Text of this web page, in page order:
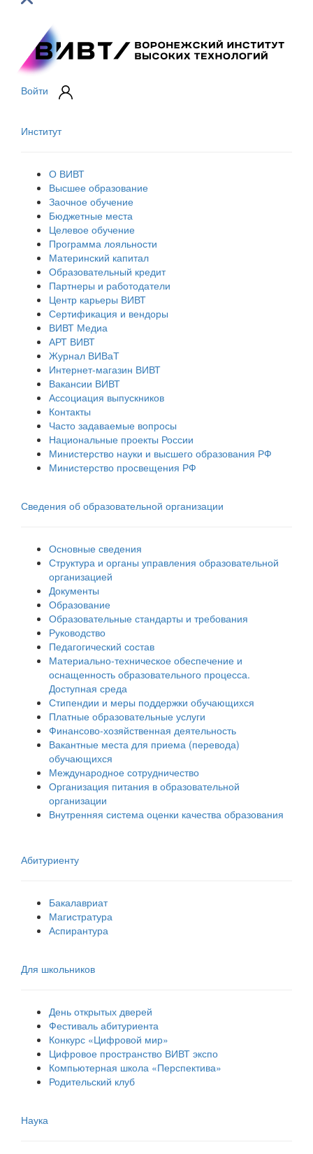
Войти
Институт
О ВИВТ
Высшее образование
Заочное обучение
Бюджетные места
Целевое обучение
Программа лояльности
Материнский капитал
Образовательный кредит
Партнеры и работодатели
Центр карьеры ВИВТ
Сертификация и вендоры
ВИВТ Медиа
АРТ ВИВТ
Журнал ВИВаТ
Интернет-магазин ВИВТ
Вакансии ВИВТ
Ассоциация выпускников
Контакты
Часто задаваемые вопросы
Национальные проекты России
Министерство науки и высшего образования РФ
Министерство просвещения РФ
Сведения об образовательной организации
Основные сведения
Структура и органы управления образовательной
организацией
Документы
Образование
Образовательные стандарты и требования
Руководство
Педагогический состав
Материально-техническое обеспечение и
оснащенность образовательного процесса.
Доступная среда
Стипендии и меры поддержки обучающихся
Платные образовательные услуги
Финансово-хозяйственная деятельность
Вакантные места для приема (перевода)
обучающихся
Международное сотрудничество
Организация питания в образовательной
организации
Внутренняя система оценки качества образования
Абитуриенту
Бакалавриат
Магистратура
Аспирантура
Для школьников
День открытых дверей
Фестиваль абитуриента
Конкурс «Цифровой мир»
Цифровое пространство ВИВТ экспо
Компьютерная школа «Перспектива»
Родительский клуб
Наука